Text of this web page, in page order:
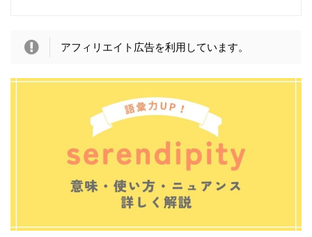
アフィリエイト広告を利用しています。